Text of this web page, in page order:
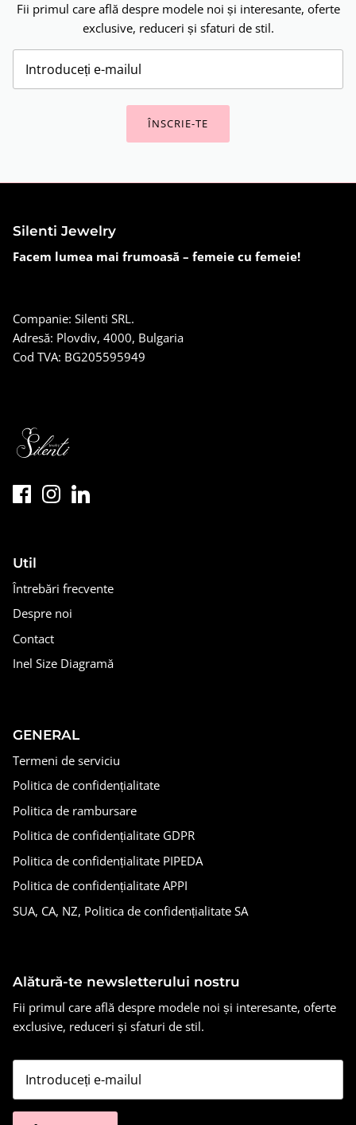
Fii primul care află despre modele noi și interesante, oferte
exclusive, reduceri și sfaturi de stil.
ÎNSCRIE-TE
Silenti Jewelry
Facem lumea mai frumoasă – femeie cu femeie!
Companie: Silenti SRL.
Adresă: Plovdiv, 4000, Bulgaria
Cod TVA: BG205595949
Util
Întrebări frecvente
Despre noi
Contact
Inel Size Diagramă
GENERAL
Termeni de serviciu
Politica de confidențialitate
Politica de rambursare
Politica de confidențialitate GDPR
Politica de confidențialitate PIPEDA
Politica de confidențialitate APPI
SUA, CA, NZ, Politica de confidențialitate SA
Alătură-te newsletterului nostru
Fii primul care află despre modele noi și interesante, oferte
exclusive, reduceri și sfaturi de stil.